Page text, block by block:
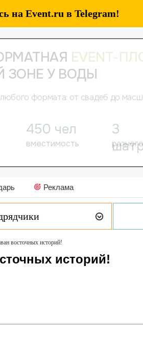
на Event.ru в Telegram!
Реклама
восточных историй!
историй!